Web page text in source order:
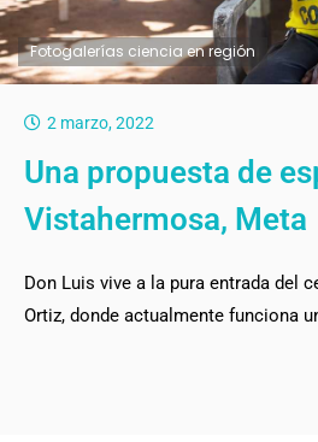
Fotogalerías ciencia en región
2 marzo, 2022
Una propuesta de
Vistahermosa, Meta
Don Luis vive a la pura entrada del
Ortiz, donde actualmente funciona